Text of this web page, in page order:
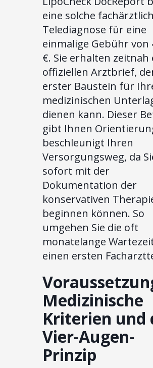
eine solche
Telediagnose für eine
einmalige Gebühr von
€. Sie erhalten zeitnah
offiziellen Arztbrief,
erster Baustein für
medizinischen
dienen kann. Dieser
gibt Ihnen
beschleunigt Ihren
Versorgungsweg, da
sofort mit der
Dokumentation der
konservativen
beginnen können. So
umgehen Sie die oft
monatelange
einen ersten
Medizinische
Kriterien und
Vier-Augen-
Prinzip